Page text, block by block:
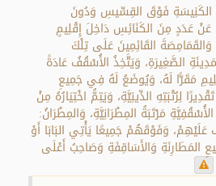
الكَنِيسَةِ فَوْقَ القِسِّيسِ وَدُونَ
عَدَدٍ مِنَ الكَنَائِسِ دَاخِلَ إِقْلِيمٍ
القَائِمِينَ عَلَى تِلْكَ
الصَّغِيرَةِ، وَيَتَّخِذُ الأُسْقُفُ عَادَةً
مَقَرًّا لَهُ، وَيُوضَعُ لَهُ فِي جَمِيعِ
لِرُتْبَتِهِ الدِّينِيَّةِ، وَيَتِمُّ اخْتِيَارُهُ مِنْ
مَرْتَبَةُ المِطْرَانِيَّةِ، وَالمِطْرَانُ:
وَفَوْقَهُمْ جَمِيعًا يَأْتِي البَابَا أَوْ
المَطَارِنَةِ وَالأَسَاقِفَةِ وَصَاحِبُ أَعْلَى